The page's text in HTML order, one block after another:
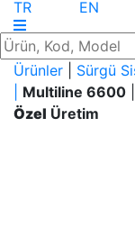
TR EN
Ürünler Sürgü
Multiline 6600
Özel Üretim